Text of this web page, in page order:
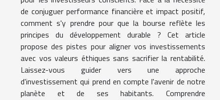
de conjuguer performance financière et impact positif,
comment s'y prendre pour que la bourse reflète les
principes du développement durable ? Cet article
propose des pistes pour aligner vos investissements
avec vos valeurs éthiques sans sacrifier la rentabilité.
Laissez-vous guider vers une approche
d'investissement qui prend en compte l'avenir de notre
planète et de ses habitants. Comprendre